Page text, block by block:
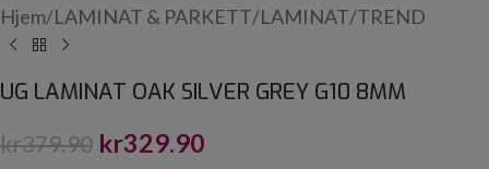
Hjem/LAMINAT & PARKETT/LAMINAT/TREND
UG LAMINAT OAK SILVER GREY G10 8MM
kr379.90 kr329.90